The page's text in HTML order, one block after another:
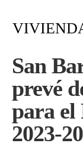
San
prevé
para el
2023-